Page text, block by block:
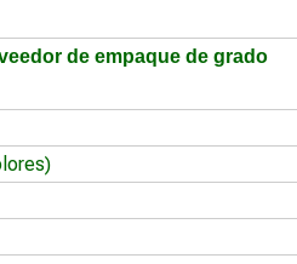
de empaque de grado